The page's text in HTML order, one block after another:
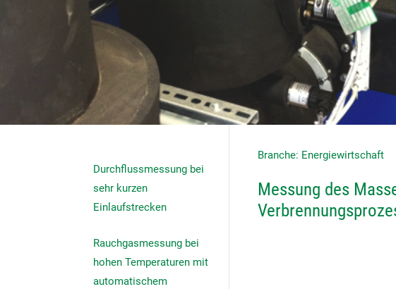
Bitte nehmen Sie Kontakt mit mir auf
Branche: Energiewirtschaft
Messung des
Durchflussmessung bei
sehr kurzen
Einlaufstrecken
Rauchgasmessung bei
hohen Temperaturen mit
automatischem